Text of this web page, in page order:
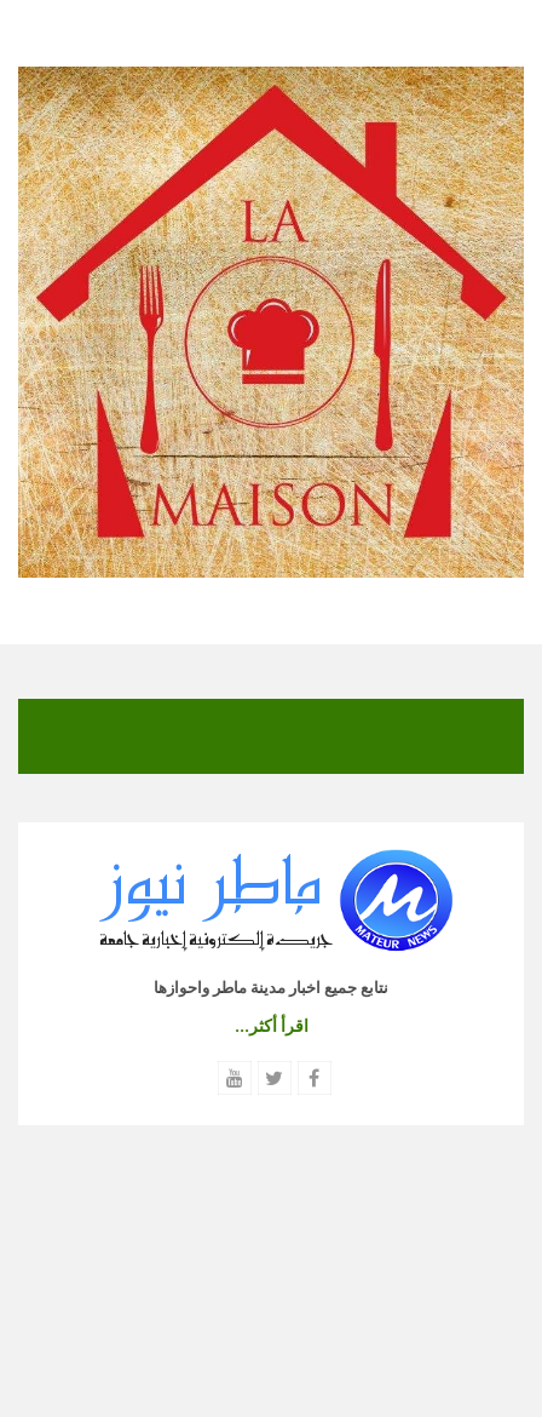
نتابع جميع اخبار مدينة ماطر واحوازها
اقرأ أكثر...